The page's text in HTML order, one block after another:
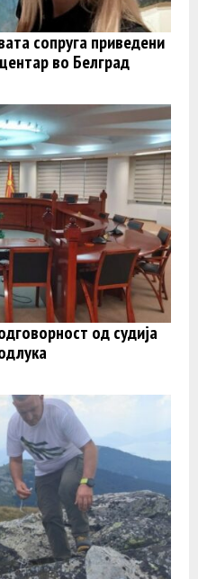
сопруга приведени
во Белград
од судија